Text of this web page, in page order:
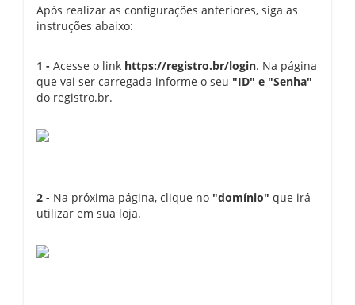
Após realizar as configurações anteriores, siga as
instruções abaixo:
1 - Acesse o link https://registro.br/login. Na página
que vai ser carregada informe o seu "ID" e "Senha"
do registro.br.
2 - Na próxima página, clique no "domínio" que irá
utilizar em sua loja.